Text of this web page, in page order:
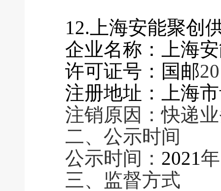
12.上海安能聚创
企业名称：上海
许可证号：国邮
注册地址：上海
注销原因：快递
二、公示时间
公示时间： 2021年
三、监督方式